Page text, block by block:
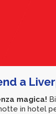
a
magica!
in hotel